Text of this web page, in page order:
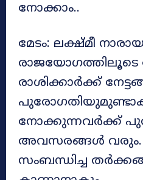
നോക്കാം..
മേടം: ലക്ഷ്മീ
രാജയോഗത്തിലൂടെ
രാശിക്കാർക്ക്
നോക്കുന്നവർക്ക്
അവസരങ്ങൾ
സംബന്ധിച്ച